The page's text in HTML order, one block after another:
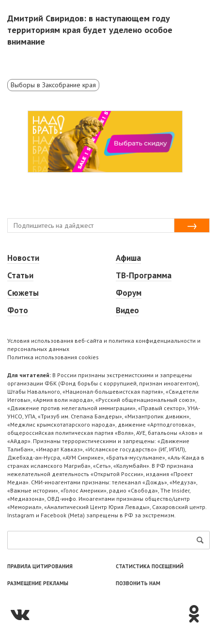
Дмитрий Свиридов: в наступающем году
территориям края будет уделено особое
внимание
Выборы в Заксобрание края
Новости
Статьи
Сюжеты
Фото
Афиша
ТВ-Программа
Форум
Видео
Условия использования веб-сайта и политика конфиденциальности и
персональных данных
Политика использования cookies
Для читателей: В России признаны экстремистскими и запрещены
организации ФБК (Фонд борьбы с коррупцией, признан иноагентом),
Штабы Навального, «Национал-большевистская партия», «Свидетели
Иеговы», «Армия воли народа», «Русский общенациональный союз»,
«Движение против нелегальной иммиграции», «Правый сектор», УНА-
УНСО, УПА, «Тризуб им. Степана Бандеры», «Мизантропик дивижн»,
«Меджлис крымскотатарского народа», движение «Артподготовка»,
общероссийская политическая партия «Воля», АУЕ, батальоны «Азов» и
«Айдар». Признаны террористическими и запрещены: «Движение
Талибан», «Имарат Кавказ», «Исламское государство» (ИГ, ИГИЛ),
Джебхад-ан-Нусра, «АУМ Синрике», «Братья-мусульмане», «Аль-Каида в
странах исламского Магриба», «Сеть», «Колумбайн». В РФ признана
нежелательной деятельность «Открытой России», издания «Проект
Медиа». СМИ-иноагентами признаны: телеканал «Дождь», «Медуза»,
«Важные истории», «Голос Америки», радио «Свобода», The Insider,
«Медиазона», ОВД-инфо. Иноагентами признаны общество/центр
«Мемориал», «Аналитический Центр Юрия Левады», Сахаровский центр.
Instagram и Facebook (Metа) запрещены в РФ за экстремизм.
ПРАВИЛА ЦИТИРОВАНИЯ СТАТИСТИКА ПОСЕЩЕНИЙ
РАЗМЕЩЕНИЕ РЕКЛАМЫ ПОЗВОНИТЬ НАМ